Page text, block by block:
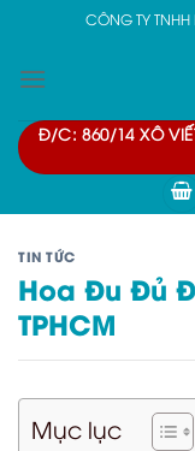
content
CÔNG TY
Đ/C: 860/14 XÔ
TIN TỨC
Hoa Đu Đủ
TPHCM
Mục lục